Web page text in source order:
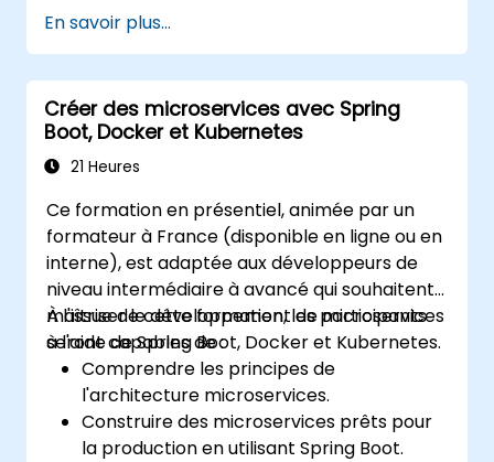
Mettre en œuvre la découverte de
services, la gestion de la configuration et
les passerelles API.
Sécuriser, surveiller et mettre à l'échelle
les microservices de manière efficace.
Déployer des microservices en utilisant
En savoir plus...
Créer des microservices avec Spring
Boot, Docker et Kubernetes
21 Heures
Ce formation en présentiel, animée par un
formateur à France (disponible en ligne ou en
interne), est adaptée aux développeurs de
niveau intermédiaire à avancé qui souhaitent
maîtriser le développement de microservices
à l'aide de Spring Boot, Docker et Kubernetes.
À l'issue de cette formation, les participants
seront capables de :
Comprendre les principes de
l'architecture microservices.
Construire des microservices prêts pour
la production en utilisant Spring Boot.